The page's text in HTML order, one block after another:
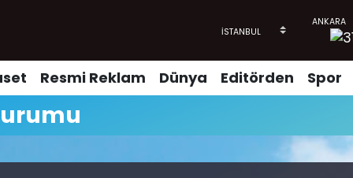
Resmi Reklam Dünya Editörden Spor